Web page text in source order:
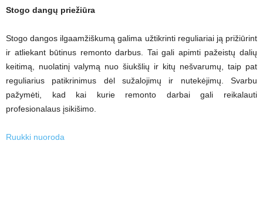
Stogo dangų priežiūra
Stogo dangos ilgaamžiškumą galima užtikrinti reguliariai ją prižiūrint
ir atliekant būtinus remonto darbus. Tai gali apimti pažeistų dalių
keitimą, nuolatinį valymą nuo šiukšlių ir kitų nešvarumų, taip pat
reguliarius patikrinimus dėl sužalojimų ir nutekėjimų. Svarbu
pažymėti, kad kai kurie remonto darbai gali reikalauti
profesionalaus įsikišimo.
Ruukki nuoroda